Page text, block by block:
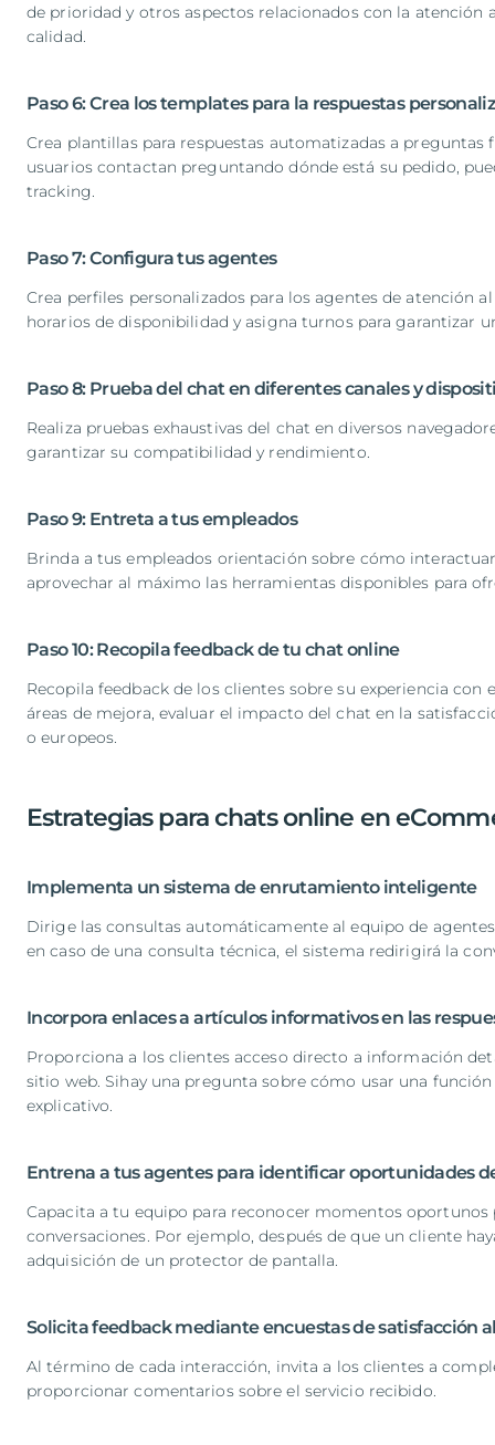
de prioridad y otros aspectos relacionados con la atención
calidad.
Paso 6: Crea los templates para la respuestas
Crea plantillas para respuestas automatizadas a
usuarios contactan preguntando dónde está su pedido,
tracking.
Paso 7: Configura tus agentes
Crea perfiles personalizados para los agentes de atención
horarios de disponibilidad y asigna turnos para garantizar
Paso 8: Prueba del chat en diferentes canales y
Realiza pruebas exhaustivas del chat en diversos
garantizar su compatibilidad y rendimiento.
Paso 9: Entreta a tus empleados
Brinda a tus empleados orientación sobre cómo
aprovechar al máximo las herramientas disponibles para
Paso 10: Recopila feedback de tu chat online
Recopila feedback de los clientes sobre su experiencia
áreas de mejora, evaluar el impacto del chat en la
o europeos.
Estrategias para chats online en
Implementa un sistema de enrutamiento inteligente
Dirige las consultas automáticamente al equipo de
en caso de una consulta técnica, el sistema redirigirá la
Incorpora enlaces a artículos informativos en las
Proporciona a los clientes acceso directo a información
sitio web. Sihay una pregunta sobre cómo usar una
explicativo.
Entrena a tus agentes para identificar oportunidades
Capacita a tu equipo para reconocer momentos
conversaciones. Por ejemplo, después de que un cliente
adquisición de un protector de pantalla.
Solicita feedback mediante encuestas de satisfacción
Al término de cada interacción, invita a los clientes a
proporcionar comentarios sobre el servicio recibido.